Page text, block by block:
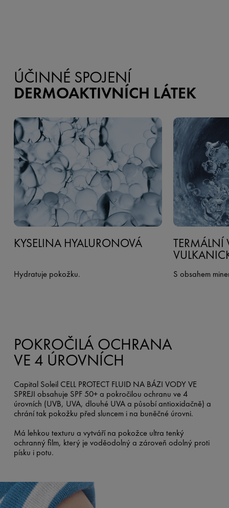
ÚČINNÉ SPOJENÍ
DERMOAKTIVNÍCH LÁTEK
KYSELINA HYALURONOVÁ
Hydratuje pokožku.
TERMÁLNÍ
S obsahem
POKROČILÁ OCHRANA
VE 4 ÚROVNÍCH
Capital Soleil CELL PROTECT FLUID NA BÁZI VODY VE
SPREJI obsahuje SPF 50+ a pokročilou ochranu ve 4
úrovních (UVB, UVA, dlouhé UVA a působí antioxidačně) a
chrání tak pokožku před sluncem i na buněčné úrovni.
Má lehkou texturu a vytváří na pokožce ultra tenký
ochranný film, který je voděodolný a zároveň odolný proti
písku i potu.